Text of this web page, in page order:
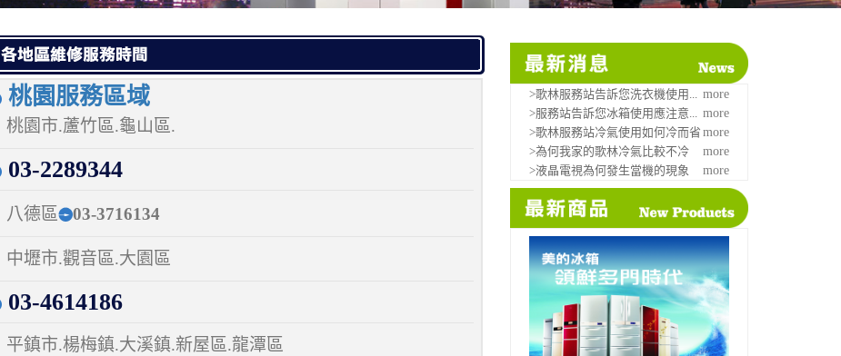
桃園服務區域
桃園市.蘆竹區.龜山區.
03-2289344
八德區 03-3716134
中壢市.觀音區.大園區
03-4614186
平鎮市.楊梅鎮.大溪鎮.新屋區.龍潭區
>歌林服務站告訴您洗衣機使用...
more
>服務站告訴您冰箱使用應注意...
more
>歌林服務站冷氣使用如何冷而省 more
>為何我家的歌林冷氣比較不冷
more
>液晶電視為何發生當機的現象
more